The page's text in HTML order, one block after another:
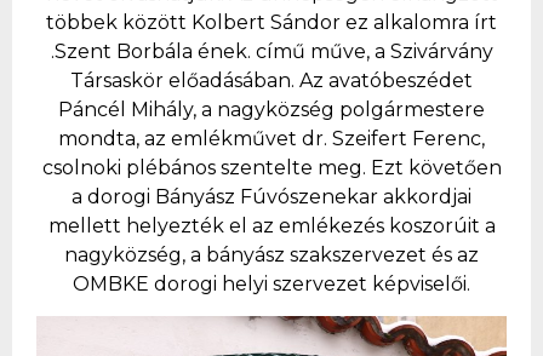
többek között Kolbert Sándor ez alkalomra írt
.Szent Borbála ének. című műve, a Szivárvány
Társaskör előadásában. Az avatóbeszédet
Páncél Mihály, a nagyközség polgármestere
mondta, az emlékművet dr. Szeifert Ferenc,
csolnoki plébános szentelte meg. Ezt követően
a dorogi Bányász Fúvószenekar akkordjai
mellett helyezték el az emlékezés koszorúit a
nagyközség, a bányász szakszervezet és az
OMBKE dorogi helyi szervezet képviselői.